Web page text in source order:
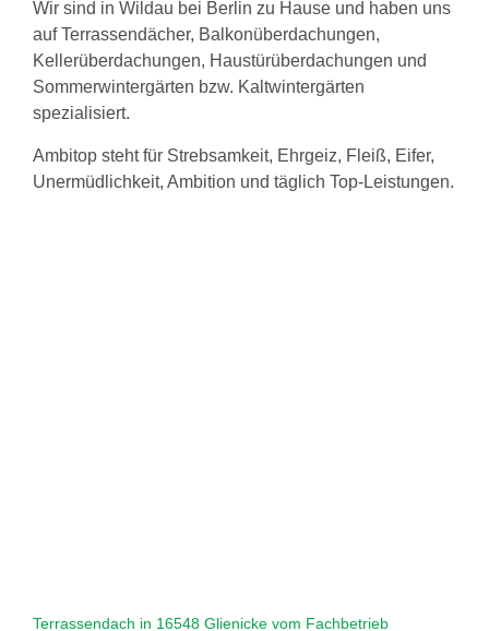
Wir sind in Wildau bei Berlin zu Hause und haben uns
auf Terrassendächer, Balkonüberdachungen,
Kellerüberdachungen, Haustürüberdachungen und
Sommerwintergärten bzw. Kaltwintergärten
spezialisiert.
Ambitop steht für Strebsamkeit, Ehrgeiz, Fleiß, Eifer,
Unermüdlichkeit, Ambition und täglich Top-Leistungen.
Terrassendach in 16548 Glienicke vom Fachbetrieb